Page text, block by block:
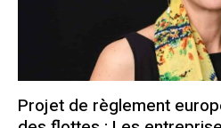
Projet de règlement